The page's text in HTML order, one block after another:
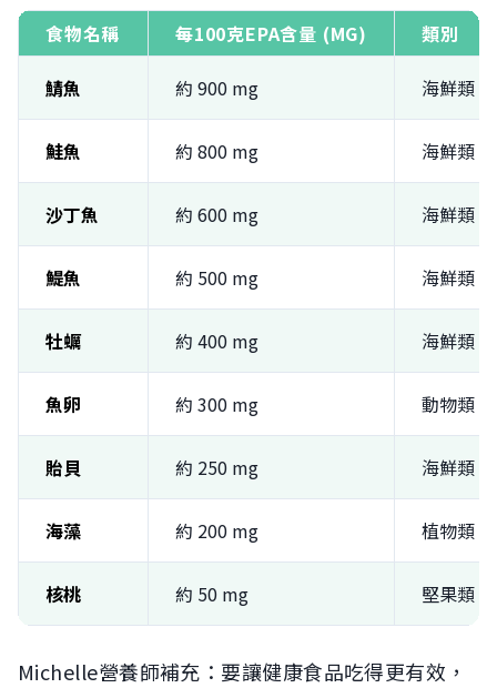
食物名稱 每100克EPA含量 (MG) 類別
鯖魚 約 900 mg 海鮮類
鮭魚 約 800 mg 海鮮類
沙丁魚 約 600 mg 海鮮類
鯷魚 約 500 mg 海鮮類
牡蠣 約 400 mg 海鮮類
魚卵 約 300 mg 動物類
貽貝 約 250 mg 海鮮類
海藻 約 200 mg 植物類
核桃 約 50 mg 堅果類
Michelle營養師補充：要讓健康食品吃得更有效，